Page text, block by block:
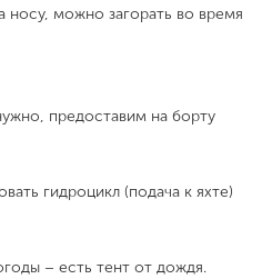
носу, можно загорать во время
предоставим на борту
гидроцикл (подача к яхте)
– есть тент от дождя.